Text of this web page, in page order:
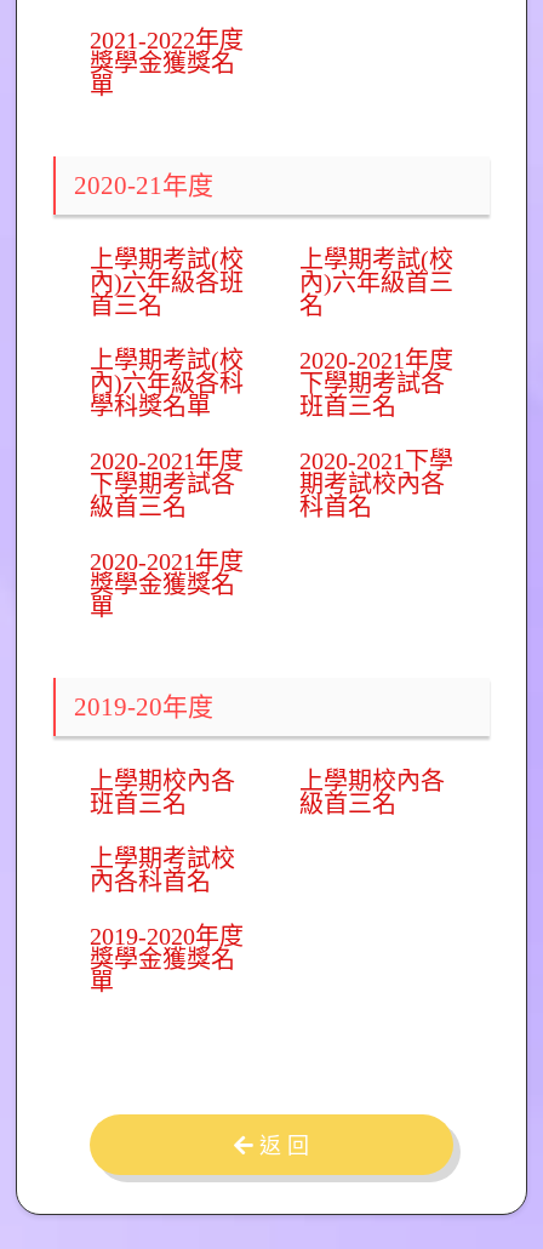
2021-2022年度
獎學金獲獎名
單
2020-21年度
上學期考試(校
內)六年級各班
首三名
上學期考試(校
內)六年級首三
名
上學期考試(校
內)六年級各科
學科獎名單
2020-2021年度
下學期考試各
班首三名
2020-2021年度
下學期考試各
級首三名
2020-2021下學
期考試校內各
科首名
2020-2021年度
獎學金獲獎名
單
2019-20年度
上學期校內各
班首三名
上學期校內各
級首三名
上學期考試校
內各科首名
2019-2020年度
獎學金獲獎名
單
返 回